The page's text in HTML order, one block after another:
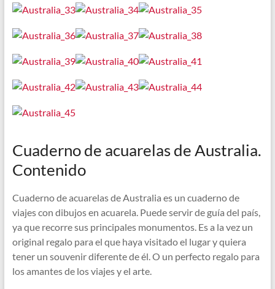
Cuaderno de acuarelas de Australia.
Contenido
Cuaderno de acuarelas de Australia es un cuaderno de
viajes con dibujos en acuarela. Puede servir de guía del país,
ya que recorre sus principales monumentos. Es a la vez un
original regalo para el que haya visitado el lugar y quiera
tener un souvenir diferente de él. O un perfecto regalo para
los amantes de los viajes y el arte.